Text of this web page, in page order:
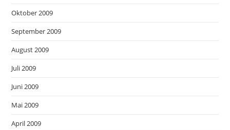
Oktober 2009
September 2009
August 2009
Juli 2009
Juni 2009
Mai 2009
April 2009